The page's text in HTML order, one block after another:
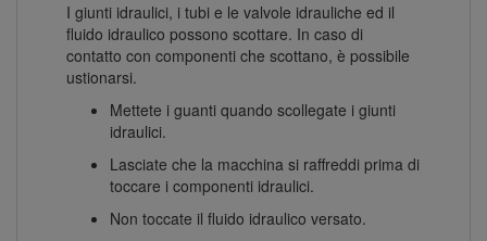
I giunti idraulici, i tubi e le valvole idrauliche ed il
fluido idraulico possono scottare. In caso di
contatto con componenti che scottano, è possibile
ustionarsi.
Mettete i guanti quando scollegate i giunti
idraulici.
Lasciate che la macchina si raffreddi prima di
toccare i componenti idraulici.
Non toccate il fluido idraulico versato.